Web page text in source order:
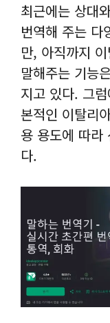
최근에는 상대
번역해 주는 다
만, 아직까지
말해주는 기능
지고 있다. 그
본적인 이탈리
용 용도에 따라
다.